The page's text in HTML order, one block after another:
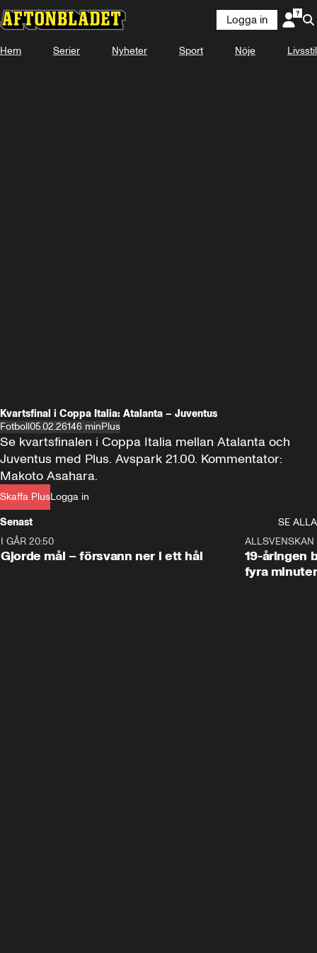
Logga in
Hem Serier Nyheter Sport Nöje Livsstil
Kvartsfinal i Coppa Italia: Atalanta – Juventus
Fotboll05.02.26146 minPlus
Skaffa PlusLogga in
Se kvartsfinalen i Coppa Italia mellan Atalanta och
Juventus med Plus. Avspark 21.00. Kommentator:
Makoto Asahara.
Senast
SE ALLA
I GÅR 20:50
Gjorde mål – försvann ner i ett hål
ALLSVENSKAN
19-åringen
fyra minuter